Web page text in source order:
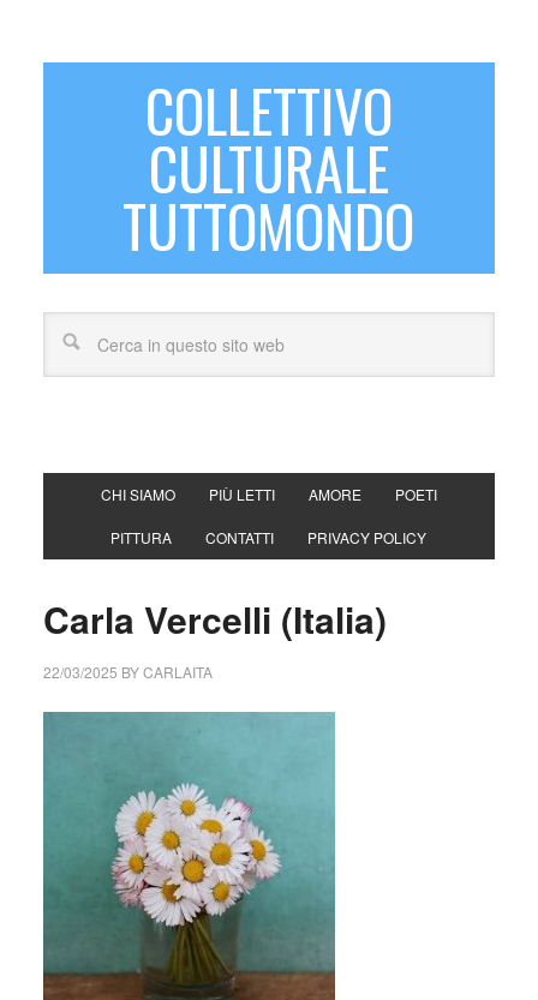
COLLETTIVO
CULTURALE
TUTTOMONDO
CHI SIAMO PIÙ LETTI AMORE POETI
PITTURA CONTATTI PRIVACY POLICY
Carla Vercelli (Italia)
22/03/2025 BYCARLAITA